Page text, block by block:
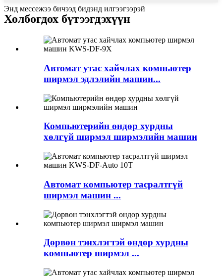
Энд мессежээ бичээд бидэнд илгээгээрэй
Холбогдох бүтээгдэхүүн
Автомат утас хайчлах компьютер
ширмэл эдлэлийн машин...
Компьютерийн өндөр хурдны
хөлгүй ширмэл ширмэлийн машин
Автомат компьютер тасралтгүй
ширмэл машин ...
Дөрвөн тэнхлэгтэй өндөр хурдны
компьютер ширмэл ...